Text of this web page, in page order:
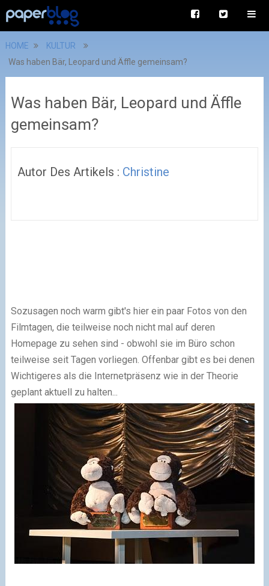
HOME
KULTUR
Was haben Bär, Leopard und Äffle gemeinsam?
Was haben Bär, Leopard und Äffle
gemeinsam?
Autor Des Artikels : Christine
Sozusagen noch warm gibt's hier ein paar Fotos von den
Filmtagen, die teilweise noch nicht mal auf deren
Homepage zu sehen sind - obwohl sie im Büro schon
teilweise seit Tagen vorliegen. Offenbar gibt es bei denen
Wichtigeres als die Internetpräsenz wie in der Theorie
geplant aktuell zu halten...